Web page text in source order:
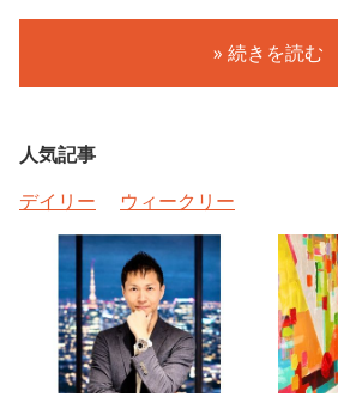
» 続きを読む
人気記事
デイリー
ウィークリー